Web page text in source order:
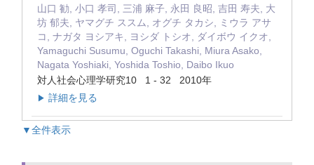
山口 勧, 小口 孝司, 三浦 麻子, 永田 良昭, 吉田 寿夫, 大
坊 郁夫, ヤマグチ ススム, オグチ タカシ, ミウラ アサ
コ, ナガタ ヨシアキ, ヨシダ トシオ, ダイボウ イクオ,
Yamaguchi Susumu, Oguchi Takashi, Miura Asako,
Nagata Yoshiaki, Yoshida Toshio, Daibo Ikuo
対人社会心理学研究10 1 - 32 2010年
▶ 詳細を見る
▼全件表示